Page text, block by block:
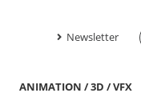
Newsletter
ANIMATION / 3D / VFX